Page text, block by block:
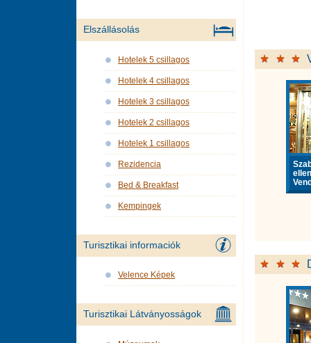
Elszállásolás
Hotelek 5 csillagos
Hotelek 4 csillagos
Hotelek 3 csillagos
Hotelek 2 csillagos
Hotelek 1 csillagos
Rezidencia
Bed & Breakfast
Kempingek
Turisztikai informaciók
Velence Képek
Turisztikai Látványosságok